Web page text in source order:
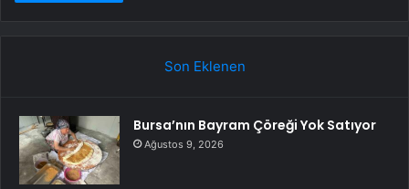
Son Eklenen
Bursa’nın Bayram Çöreği Yok Satıyor
Ağustos 9, 2026